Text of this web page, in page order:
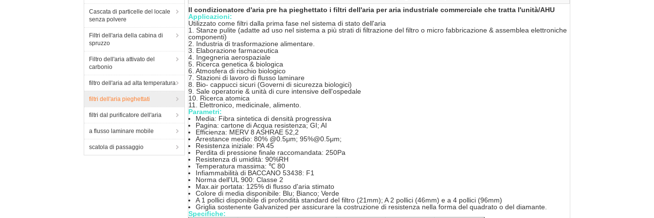
Cascata di particelle del locale
senza polvere
Filtri dell'aria della cabina di
spruzzo
Filtro dell'aria attivato del
carbonio
filtro dell'aria ad alta temperatura
filtri dell'aria pieghettati
filtri dal purificatore dell'aria
a flusso laminare mobile
scatola di passaggio
Il condizionatore d'aria pre ha pieghettato i filtri dell'aria per aria industriale commerciale che tratta l'unità/AHU
Applicazioni:
Utilizzato come filtri dalla prima fase nel sistema di stato dell'aria
1. Stanze pulite (adatte ad uso nel sistema a più strati di filtrazione del filtro o micro fabbricazione & assemblea elettroniche
componenti)
2. Industria di trasformazione alimentare.
3. Elaborazione farmaceutica
4. Ingegneria aerospaziale
5. Ricerca genetica & biologica
6. Atmosfera di rischio biologico
7. Stazioni di lavoro di flusso laminare
8. Bio- cappucci sicuri (Governi di sicurezza biologici)
9. Sale operatorie & unità di cure intensive dell'ospedale
10. Ricerca atomica
11. Elettronico, medicinale, alimento.
Parametri:
Media: Fibra sintetica di densità progressiva
Pagina: cartone di Acqua resistenza; GI; AI
Efficienza: MERV 8 ASHRAE 52,2
Arrestance medio: 80% @0.5μm; 95%@0.5μm;
Resistenza iniziale: PA 45
Perdita di pressione finale raccomandata: 250Pa
Resistenza di umidità: 90%RH
Temperatura massima: ℃ 80
Infiammabilità di BACCANO 53438: F1
Norma dell'UL 900: Classe 2
Max.air portata: 125% di flusso d'aria stimato
Colore di media disponibile: Blu; Bianco; Verde
A 1 pollici disponibile di profondità standard del filtro (21mm); A 2 pollici (46mm) e a 4 pollici (96mm)
Griglia sostenente Galvanized per assicurare la costruzione di resistenza nella forma del quadrato o del diamante.
Specifiche: